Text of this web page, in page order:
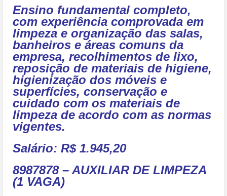
Ensino fundamental completo,
com experiência comprovada em
limpeza e organização das salas,
banheiros e áreas comuns da
empresa, recolhimentos de lixo,
reposição de materiais de higiene,
higienização dos móveis e
superfícies, conservação e
cuidado com os materiais de
limpeza de acordo com as normas
vigentes.
Salário: R$ 1.945,20
8987878 – AUXILIAR DE LIMPEZA
(1 VAGA)